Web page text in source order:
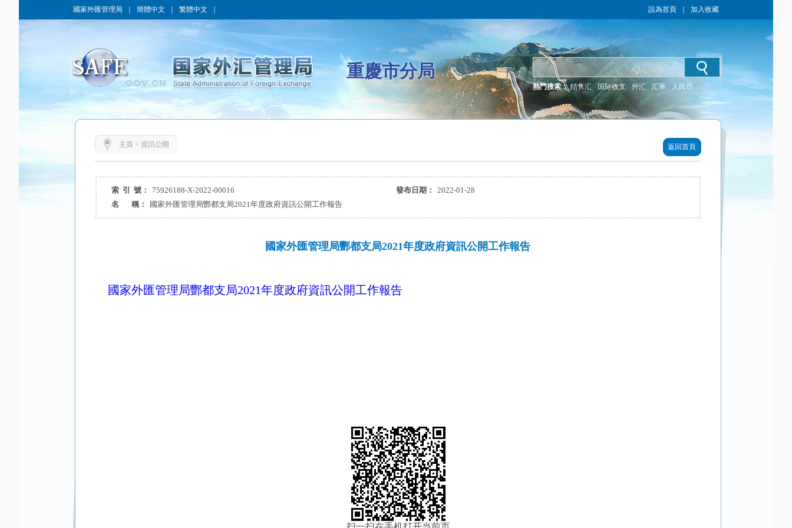
國家外匯管理局 簡體中文 繁體中文 設為首頁 加入收藏
重慶市分局
熱門搜索： 结售汇 国际收支 外汇 汇率 人民币
主頁 > 資訊公開 返回首頁
索 引 號： 75926188-X-2022-00016 發布日期：
2022-01-28
名 稱：
國家外匯管理局酆都支局2021年度政府資訊公開工作報告​
國家外匯管理局酆都支局2021年度政府資訊公開工作報告​
國家外匯管理局酆都支局2021年度政府資訊公開工作報告